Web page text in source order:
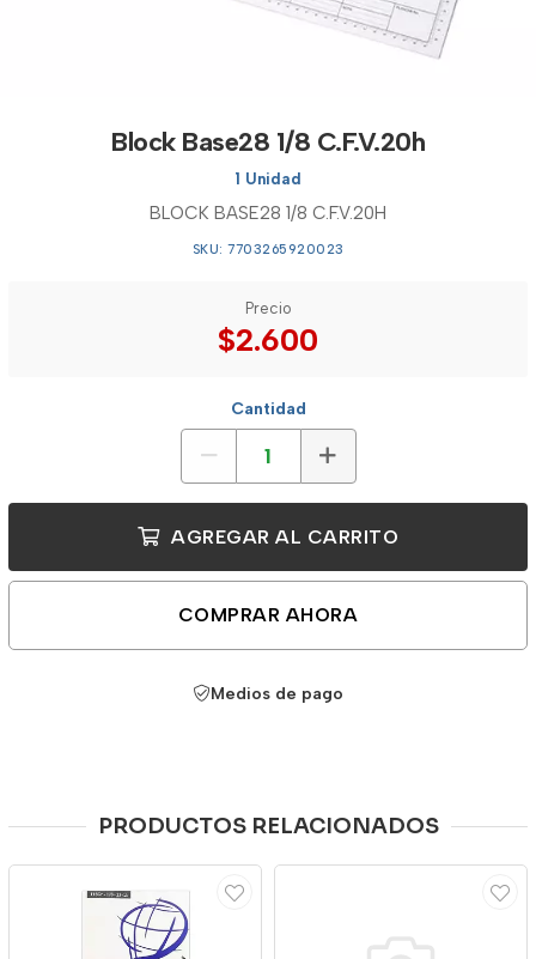
Block Base28 1/8 C.F.V.20h
1 Unidad
BLOCK BASE28 1/8 C.F.V.20H
SKU: 7703265920023
Precio
$2.600
Cantidad
AGREGAR AL CARRITO
COMPRAR AHORA
Medios de pago
PRODUCTOS RELACIONADOS